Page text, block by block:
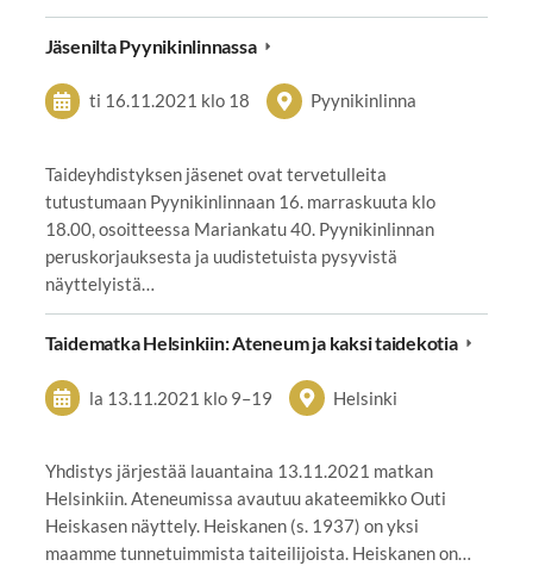
Jäsenilta Pyynikinlinnassa
ti 16.11.2021 klo 18 Pyynikinlinna
Taideyhdistyksen jäsenet ovat tervetulleita
tutustumaan Pyynikinlinnaan 16. marraskuuta klo
18.00, osoitteessa Mariankatu 40. Pyynikinlinnan
peruskorjauksesta ja uudistetuista pysyvistä
näyttelyistä…
Taidematka Helsinkiin: Ateneum ja kaksi taidekotia
la 13.11.2021 klo 9–19 Helsinki
Yhdistys järjestää lauantaina 13.11.2021 matkan
Helsinkiin. Ateneumissa avautuu akateemikko Outi
Heiskasen näyttely. Heiskanen (s. 1937) on yksi
maamme tunnetuimmista taiteilijoista. Heiskanen on…